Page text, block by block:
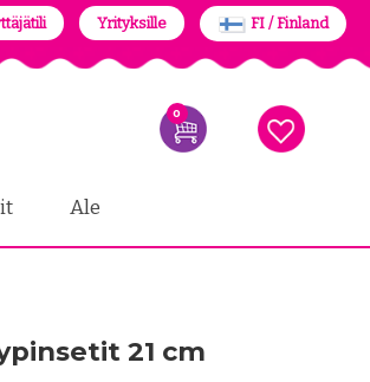
Yrityksille FI / Finland
0
Ale
21 cm